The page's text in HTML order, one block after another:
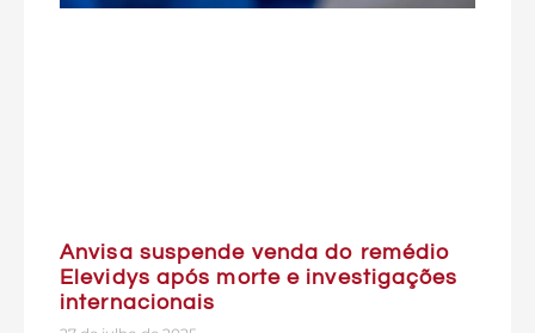
Anvisa suspende venda do remédio
Elevidys após morte e investigações
internacionais